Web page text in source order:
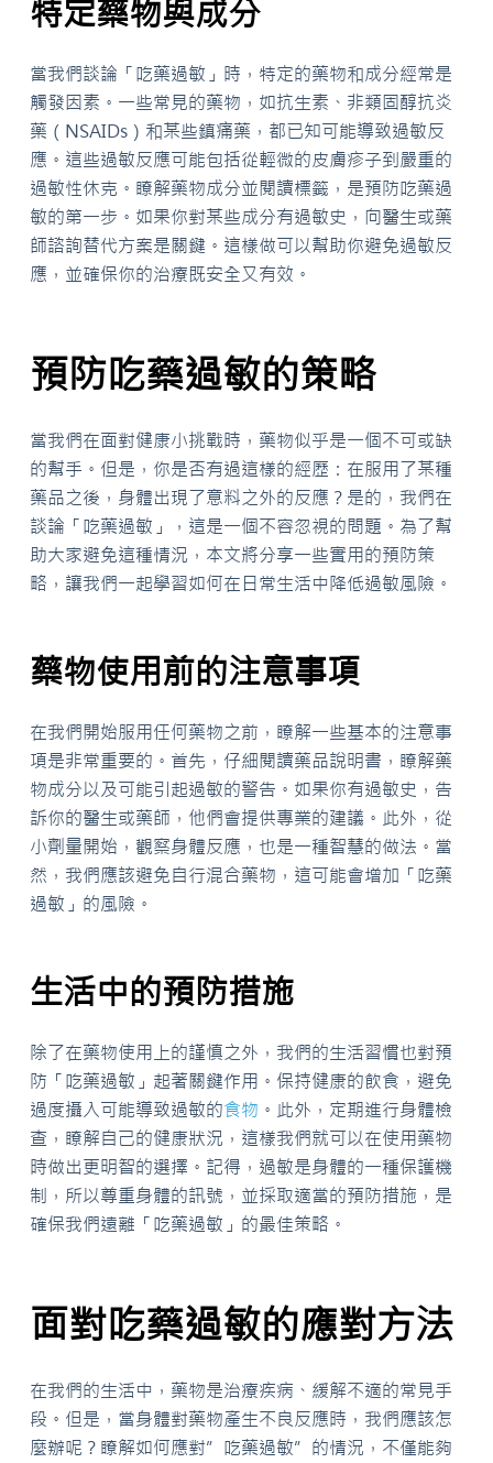
特定藥物與成分
當我們談論「吃藥過敏」時，特定的藥物和成分經常是
觸發因素。一些常見的藥物，如抗生素、非類固醇抗炎
藥（NSAIDs）和某些鎮痛藥，都已知可能導致過敏反
應。這些過敏反應可能包括從輕微的皮膚疹子到嚴重的
過敏性休克。瞭解藥物成分並閱讀標籤，是預防吃藥過
敏的第一步。如果你對某些成分有過敏史，向醫生或藥
師諮詢替代方案是關鍵。這樣做可以幫助你避免過敏反
應，並確保你的治療既安全又有效。
預防吃藥過敏的策略
當我們在面對健康小挑戰時，藥物似乎是一個不可或缺
的幫手。但是，你是否有過這樣的經歷：在服用了某種
藥品之後，身體出現了意料之外的反應？是的，我們在
談論「吃藥過敏」，這是一個不容忽視的問題。為了幫
助大家避免這種情況，本文將分享一些實用的預防策
略，讓我們一起學習如何在日常生活中降低過敏風險。
藥物使用前的注意事項
在我們開始服用任何藥物之前，瞭解一些基本的注意事
項是非常重要的。首先，仔細閱讀藥品說明書，瞭解藥
物成分以及可能引起過敏的警告。如果你有過敏史，告
訴你的醫生或藥師，他們會提供專業的建議。此外，從
小劑量開始，觀察身體反應，也是一種智慧的做法。當
然，我們應該避免自行混合藥物，這可能會增加「吃藥
過敏」的風險。
生活中的預防措施
除了在藥物使用上的謹慎之外，我們的生活習慣也對預
防「吃藥過敏」起著關鍵作用。保持健康的飲食，避免
過度攝入可能導致過敏的食物 。此外，定期進行身體檢
查，瞭解自己的健康狀況，這樣我們就可以在使用藥物
時做出更明智的選擇。記得，過敏是身體的一種保護機
制，所以尊重身體的訊號，並採取適當的預防措施，是
確保我們遠離「吃藥過敏」的最佳策略。
面對吃藥過敏的應對方法
在我們的生活中，藥物是治療疾病、緩解不適的常見手
段。但是，當身體對藥物產生不良反應時，我們應該怎
麼辦呢？瞭解如何應對”吃藥過敏”的情況，不僅能夠